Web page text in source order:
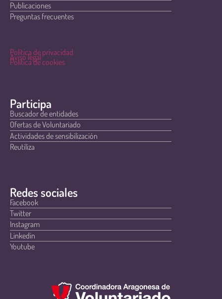
Publicaciones
Preguntas frecuentes
Política de privacidad
Aviso legal
Política de cookies
Participa
Buscador de entidades
Ofertas de Voluntariado
Actividades de sensibilización
Reutiliza
Redes sociales
Facebook
Twitter
Instagram
Linkedin
Youtube